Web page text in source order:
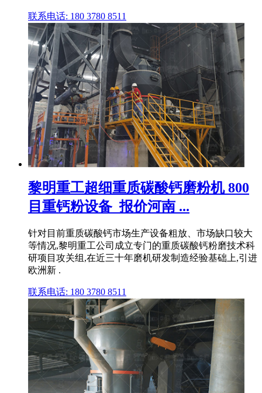
联系电话: 180 3780 8511
黎明重工超细重质碳酸钙磨粉机 800
目重钙粉设备_报价河南 ...
针对目前重质碳酸钙市场生产设备粗放、市场缺口较大
等情况,黎明重工公司成立专门的重质碳酸钙粉磨技术科
研项目攻关组,在近三十年磨机研发制造经验基础上,引进
欧洲新 .
联系电话: 180 3780 8511